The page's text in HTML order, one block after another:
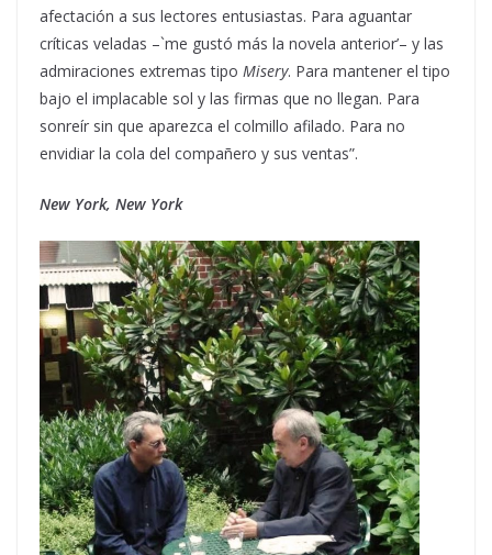
afectación a sus lectores entusiastas. Para aguantar
críticas veladas –`me gustó más la novela anterior’– y las
admiraciones extremas tipo Misery. Para mantener el tipo
bajo el implacable sol y las firmas que no llegan. Para
sonreír sin que aparezca el colmillo afilado. Para no
envidiar la cola del compañero y sus ventas”.
New York, New York